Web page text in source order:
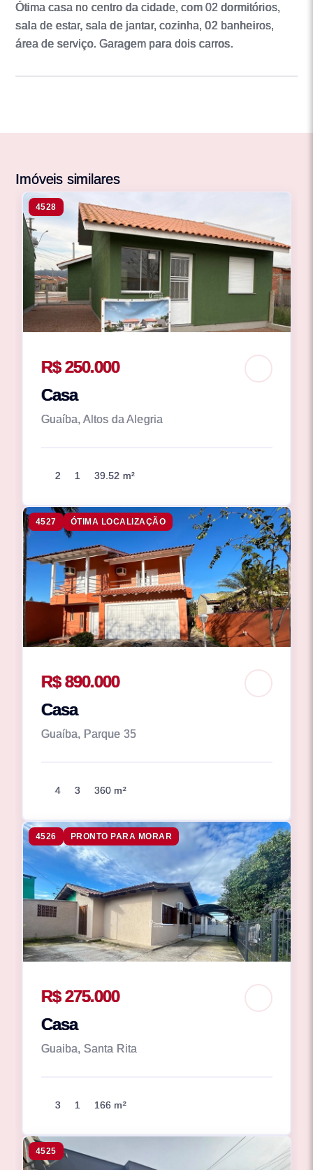
Ótima casa no centro da cidade, com 02 dormitórios,
sala de estar, sala de jantar, cozinha, 02 banheiros,
área de serviço. Garagem para dois carros.
Imóveis similares
4528
R$ 250.000
Casa
Guaíba, Altos da Alegria
2 1 39.52 m²
4527 ÓTIMA LOCALIZAÇÃO
R$ 890.000
Casa
Guaíba, Parque 35
4 3 360 m²
4526 PRONTO PARA MORAR
R$ 275.000
Casa
Guaiba, Santa Rita
3 1 166 m²
4525